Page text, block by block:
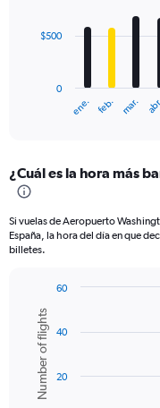
The
Range:
12
The
chart
axis
displaying
values.
Range:
ene. feb. mar.
0
$500
¿Cuál es la hora más
Si vuelas de Aeropuerto
España, la hora del día en que
billetes.
chart
with
bars.
The
Chart
graphic.
Number of flights 20
40
60